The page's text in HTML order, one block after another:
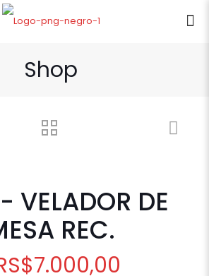
Shop
VELADOR DE
REC.
$7.000,00